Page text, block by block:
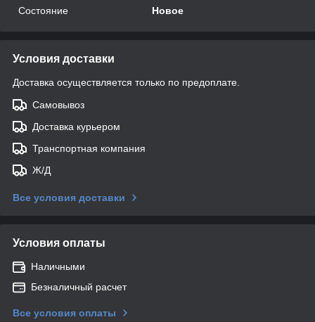
Состояние
Новое
Условия доставки
Доставка осуществляется только по предоплате.
Самовывоз
Доставка курьером
Транспортная компания
Ж/Д
Все условия доставки
Условия оплаты
Наличными
Безналичный расчет
Все условия оплаты